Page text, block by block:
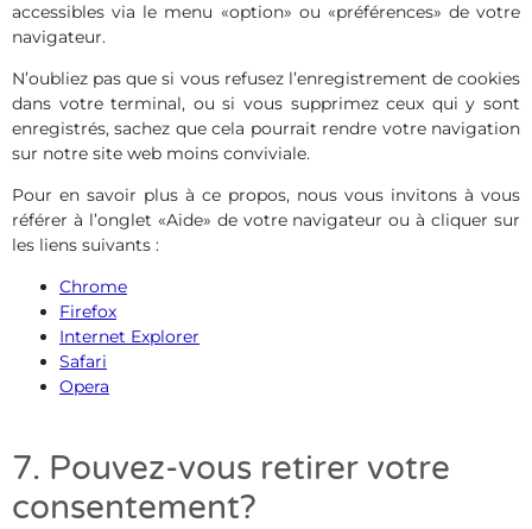
accessibles via le menu «option» ou «préférences» de votre
navigateur.
N’oubliez pas que si vous refusez l’enregistrement de cookies
dans votre terminal, ou si vous supprimez ceux qui y sont
enregistrés, sachez que cela pourrait rendre votre navigation
sur notre site web moins conviviale.
Pour en savoir plus à ce propos, nous vous invitons à vous
référer à l’onglet «Aide» de votre navigateur ou à cliquer sur
les liens suivants :
Chrome
Firefox
Internet Explorer
Safari
Opera
7. Pouvez-vous retirer votre
consentement?